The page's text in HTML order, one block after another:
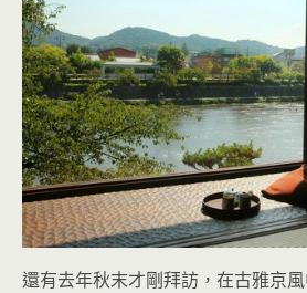
還有去年秋末才剛拜訪，在古雅京